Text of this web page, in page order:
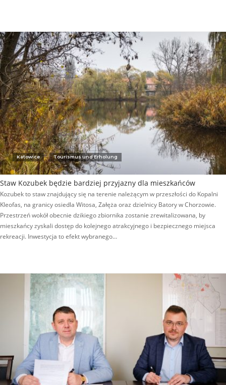
Katowice Tourismus und Erholung
Staw Kozubek będzie bardziej przyjazny dla mieszkańców
Kozubek to staw znajdujący się na terenie należącym w przeszłości do Kopalni
Kleofas, na granicy osiedla Witosa, Załęża oraz dzielnicy Batory w Chorzowie.
Przestrzeń wokół obecnie dzikiego zbiornika zostanie zrewitalizowana, by
mieszkańcy zyskali dostęp do kolejnego atrakcyjnego i bezpiecznego miejsca
rekreacji. Inwestycja to efekt wybranego…